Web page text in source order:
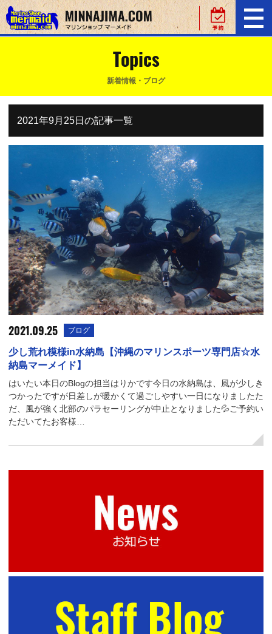
Topics
新着情報・ブログ
2021年9月25日の記事一覧
2021.09.25 ブログ
少し荒れ模様in水納島【沖縄のマリンスポーツ専門店☆水
納島マーメイド】
はいたい本日のBlogの担当はりかです今日の水納島は、風が少しき
つかったですが日差しが暖かくて過ごしやすい一日になりましたた
だ、風が強く北部のパラセーリングが中止となりました💦ご予約い
ただいてたお客様…